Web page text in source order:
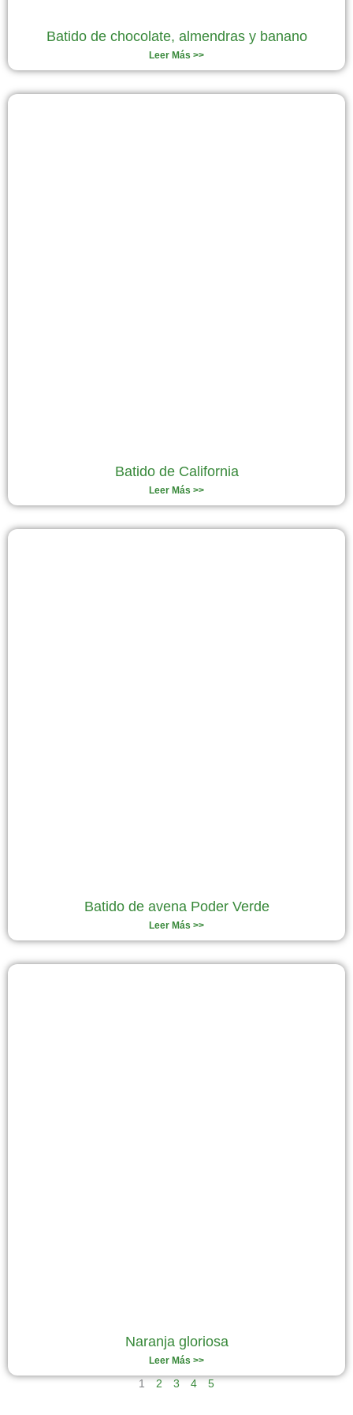
Batido de chocolate, almendras y banano
Leer Más >>
Batido de California
Leer Más >>
Batido de avena Poder Verde
Leer Más >>
Naranja gloriosa
Leer Más >>
1 2 3 4 5